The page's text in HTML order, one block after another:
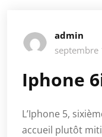
admin
septembre
Iphone
L’Iphone 5,
accueil plutôt